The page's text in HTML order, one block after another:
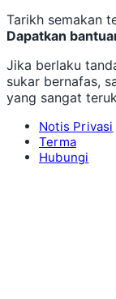
Tarikh semakan
Dapatkan
Jika berlaku
sukar bernafas,
yang sangat
Notis Privasi
Terma
Hubungi